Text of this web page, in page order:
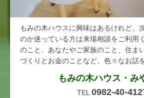
もみの木ハウスに興味はあるけれど、
のか迷っている方は来場相談をご利用
のこと、あなたやご家族のこと、住ま
づくりとお金のことなど、色々なお話
もみの木ハウス・み
TEL 0982-40-